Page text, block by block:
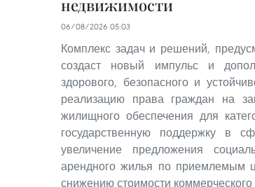
недвижимости
06/08/2026 05:03
Комплекс задач и решений,
создаст новый импульс и
здорового, безопасного и
реализацию права граждан на
жилищного обеспечения для
государственную поддержку в
увеличение предложения
арендного жилья по приемлемым
снижению стоимости